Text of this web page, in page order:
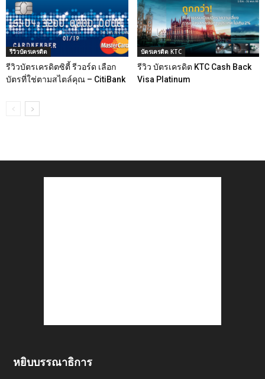
รีวิวบัตรเครดิต
รีวิวบัตรเครดิตซิตี้ รีวอร์ด เลือก
บัตรที่ใช่ตามสไตล์คุณ – CitiBank
บัตรเครดิต KTC
รีวิว บัตรเครดิต KTC Cash Back
Visa Platinum
หยิบบรรณาธิการ